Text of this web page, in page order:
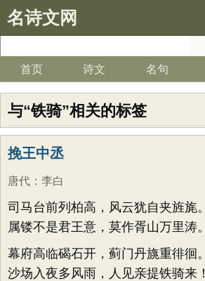
名诗文网
首页 诗文 名句
与“铁骑”相关的标签
挽王中丞
唐代 ： 李白
司马台前列柏高，风云犹自夹旌旄。
属镂不是君王意，莫作胥山万里涛。
幕府高临碣石开，蓟门丹旐重徘徊。
沙场入夜多风雨，人见亲提铁骑来！